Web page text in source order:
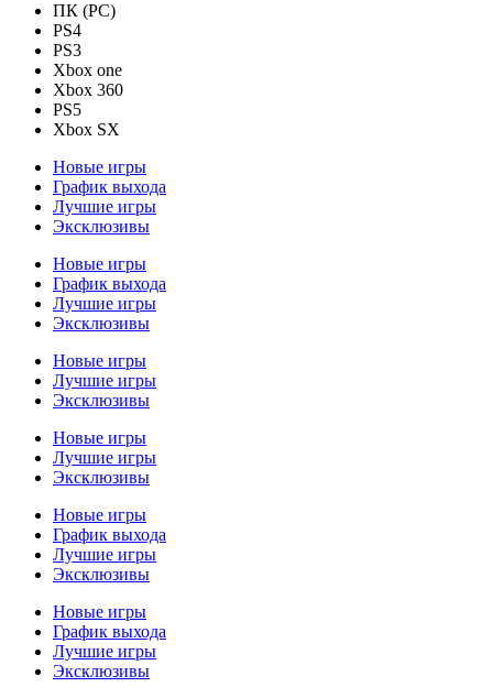
ПК (PC)
PS4
PS3
Xbox one
Xbox 360
PS5
Xbox SX
Новые игры
График выхода
Лучшие игры
Эксклюзивы
Новые игры
График выхода
Лучшие игры
Эксклюзивы
Новые игры
Лучшие игры
Эксклюзивы
Новые игры
Лучшие игры
Эксклюзивы
Новые игры
График выхода
Лучшие игры
Эксклюзивы
Новые игры
График выхода
Лучшие игры
Эксклюзивы